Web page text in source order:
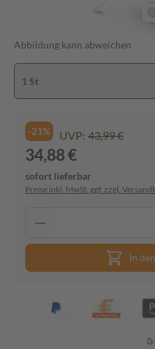
Abbildung kann abweichen
1 St
-21% UVP: 43,99 €
34,88 €
sofort lieferbar
Preise inkl. MwSt. ggf. zzgl.
In